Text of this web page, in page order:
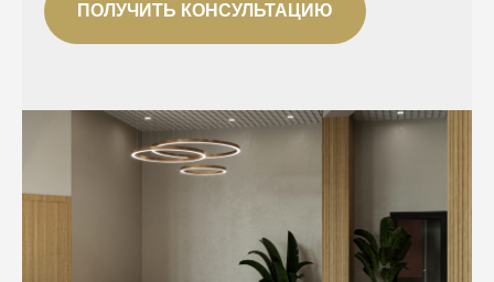
ПОЛУЧИТЬ КОНСУЛЬТАЦИЮ